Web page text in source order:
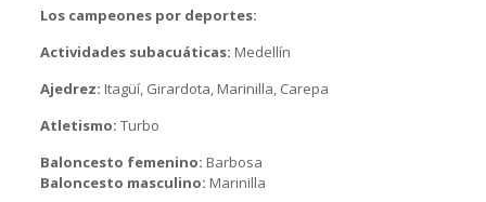
Los campeones por deportes:
Actividades subacuáticas: Medellín
Ajedrez: Itagüí, Girardota, Marinilla, Carepa
Atletismo: Turbo
Baloncesto femenino: Barbosa
Baloncesto masculino: Marinilla